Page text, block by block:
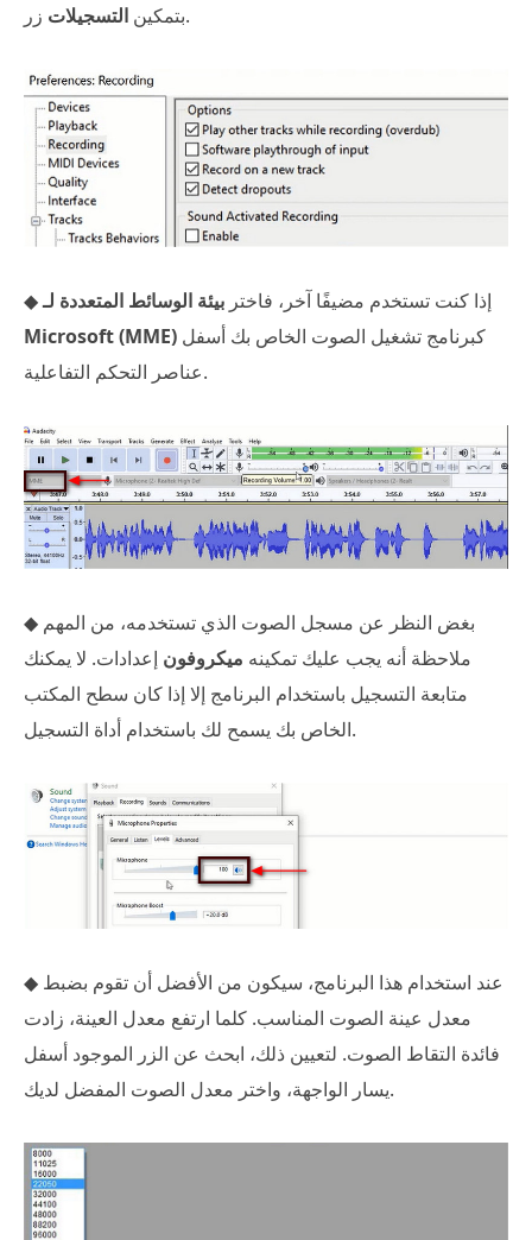
بتمكين التسجيلات زر.
◆ إذا كنت تستخدم مضيفًا آخر، فاختر بيئة الوسائط المتعددة لـ
Microsoft (MME)
عناصر التحكم التفاعلية.
◆ بغض النظر عن مسجل الصوت الذي تستخدمه، من المهم
ملاحظة أنه يجب عليك تمكينه ميكروفون إعدادات. لا يمكنك
متابعة التسجيل باستخدام البرنامج إلا إذا كان سطح المكتب
الخاص بك يسمح لك باستخدام أداة التسجيل.
◆ عند استخدام هذا البرنامج، سيكون من الأفضل أن تقوم بضبط
معدل عينة الصوت المناسب. كلما ارتفع معدل العينة، زادت
فائدة التقاط الصوت. لتعيين ذلك، ابحث عن الزر الموجود أسفل
يسار الواجهة، واختر معدل الصوت المفضل لديك.